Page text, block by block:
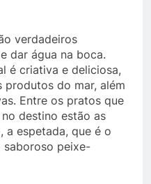
verdadeiros
dar água na boca.
é criativa e deliciosa,
do mar, além
Entre os pratos que
destino estão as
a espetada, que é o
saboroso peixe-